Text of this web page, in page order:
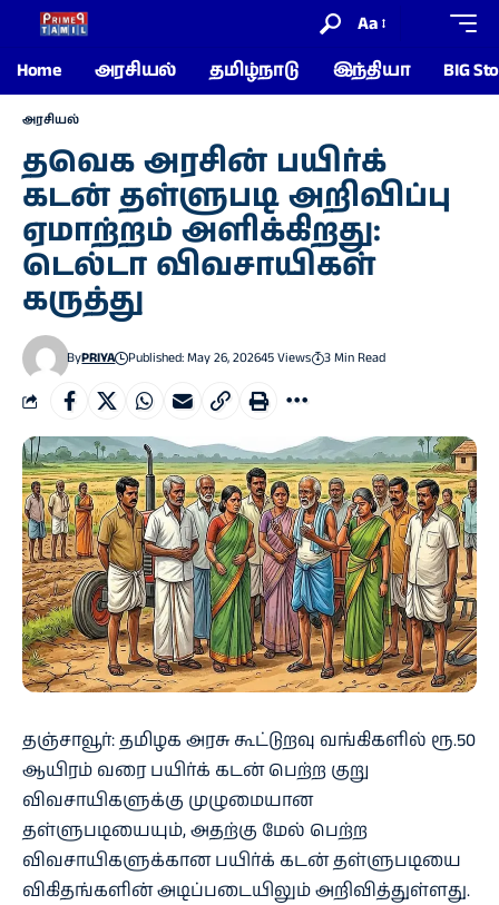
Aa
Home
அரசியல் தமிழ்நாடு இந்தியா BIG
அரசியல்
தவெக அரசின் பயிர்க்
கடன் தள்ளுபடி அறிவிப்பு
ஏமாற்றம் அளிக்கிறது:
டெல்டா விவசாயிகள்
கருத்து
ByPRIYA Published: May 26, 202645 Views 3 Min Read
தஞ்சாவூர்: தமிழக அரசு கூட்டுறவு வங்கிகளில் ரூ.50
ஆயிரம் வரை பயிர்க் கடன் பெற்ற குறு
விவசாயிகளுக்கு முழுமையான
தள்ளுபடியையும், அதற்கு மேல் பெற்ற
விவசாயிகளுக்கான பயிர்க் கடன் தள்ளுபடியை
விகிதங்களின் அடிப்படையிலும் அறிவித்துள்ளது.